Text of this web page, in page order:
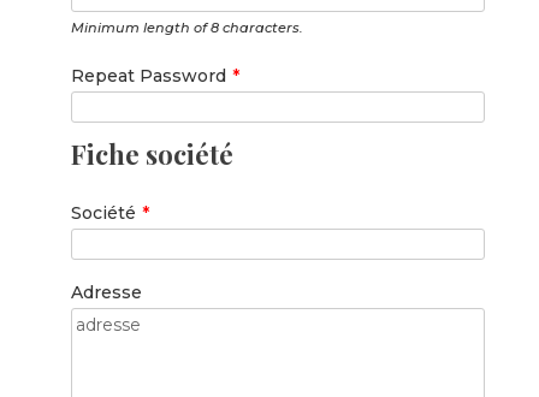
Minimum length of 8 characters.
Repeat Password *
Fiche société
Société *
Adresse